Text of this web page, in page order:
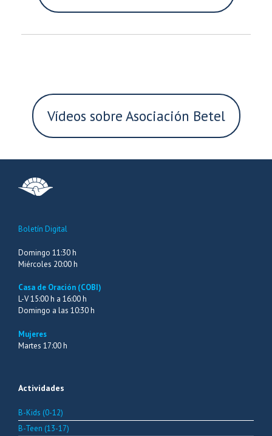
Vídeos sobre Asociación Betel
Boletín Digital
Domingo 11:30 h
Miércoles 20:00 h
Casa de Oración (COBI)
L-V 15:00 h a 16:00 h
Domingo a las 10:30 h
Mujeres
Martes 17:00 h
Actividades
B-Kids (0-12)
B-Teen (13-17)